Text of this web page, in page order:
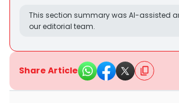
This section summary was AI-assisted
our editorial team.
Share Article